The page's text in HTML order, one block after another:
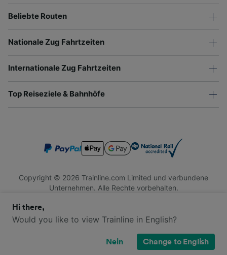
Beliebte Routen
Nationale Zug Fahrtzeiten
Internationale Zug Fahrtzeiten
Top Reiseziele & Bahnhöfe
Copyright © 2026 Trainline.com Limited und verbundene
Unternehmen. Alle Rechte vorbehalten.
Firmennummer 3846791. Registrierte Adresse: 1 Stonecutter
St, London EC4A 4AH, United Kingdom. USt-IdNr.: 791 7261
Hi there,
Would you like to view Trainline in English?
Nein Change to English